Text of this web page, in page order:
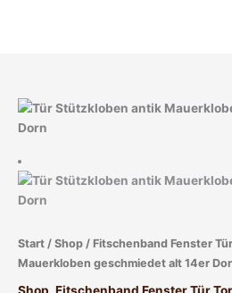
Start / Shop / Fitschenband Fenster
Mauerkloben geschmiedet alt 14er